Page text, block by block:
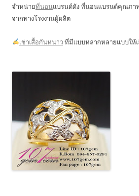
จำหน่ายที่นอนแบรนด์ดัง ที่นอนแบรนด์คุณภา
จากทางโรงงานผู้ผลิต
เช่าเสื้อกันหนาวที่มีแบบหลากหลายแบบให้